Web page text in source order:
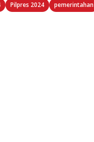
Pilpres 2024 pemerintahan